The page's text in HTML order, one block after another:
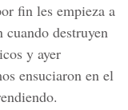
fin les empieza a
cuando destruyen
y ayer
ensuciaron en el